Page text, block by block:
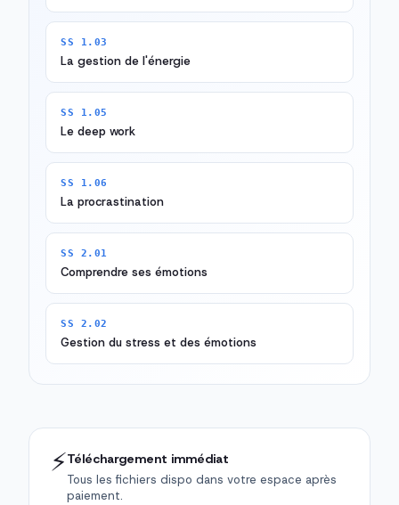
SS 1.03
La gestion de l'énergie
SS 1.05
Le deep work
SS 1.06
La procrastination
SS 2.01
Comprendre ses émotions
SS 2.02
Gestion du stress et des émotions
⚡Téléchargement immédiat
Tous les fichiers dispo dans votre espace après
paiement.